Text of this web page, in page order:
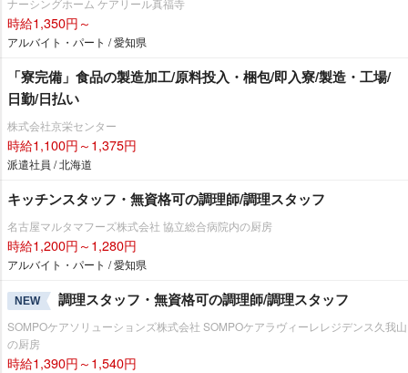
ナーシングホーム ケアリール真福寺
時給1,350円～
アルバイト・パート / 愛知県
「寮完備」食品の製造加工/原料投入・梱包/即入寮/製造・工場/
日勤/日払い
株式会社京栄センター
時給1,100円～1,375円
派遣社員 / 北海道
キッチンスタッフ・無資格可の調理師/調理スタッフ
名古屋マルタマフーズ株式会社 協立総合病院内の厨房
時給1,200円～1,280円
アルバイト・パート / 愛知県
NEW 調理スタッフ・無資格可の調理師/調理スタッフ
SOMPOケアソリューションズ株式会社 SOMPOケアラヴィーレレジデンス久我山
の厨房
時給1,390円～1,540円